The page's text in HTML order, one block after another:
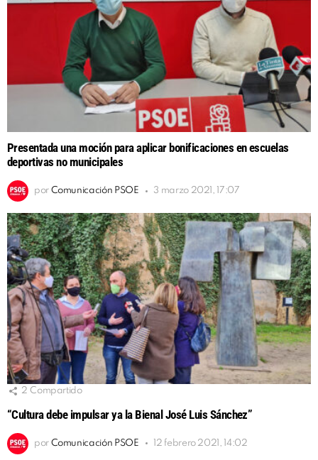
Presentada una moción para aplicar bonificaciones en escuelas
deportivas no municipales
por Comunicación PSOE 3 marzo 2021, 17:07
2 Compartido
“Cultura debe impulsar ya la Bienal José Luis Sánchez”
por Comunicación PSOE 12 febrero 2021, 14:02